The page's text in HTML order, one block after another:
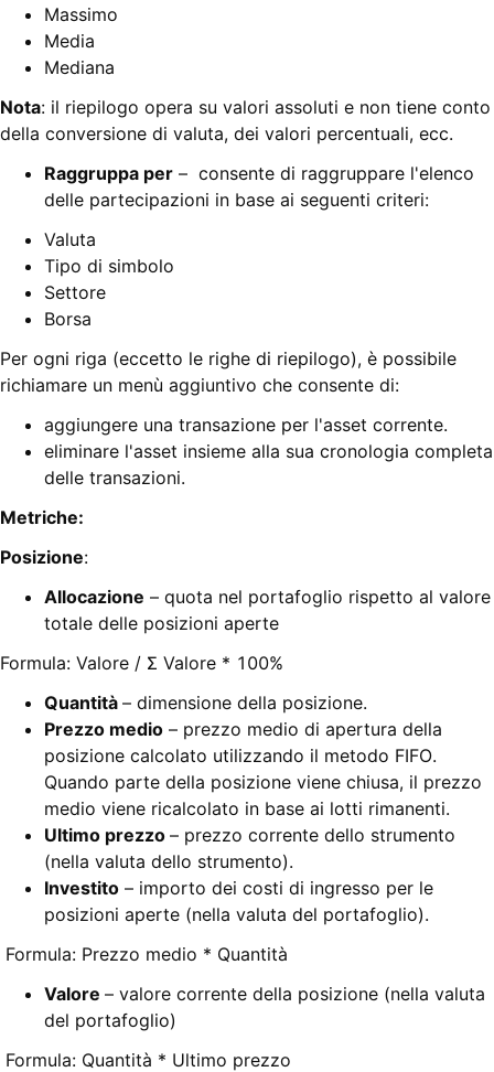
Massimo
Media
Mediana
Nota: il riepilogo opera su valori assoluti e non tiene conto
della conversione di valuta, dei valori percentuali, ecc.
Raggruppa per – consente di raggruppare l'elenco
delle partecipazioni in base ai seguenti criteri:
Valuta
Tipo di simbolo
Settore
Borsa
Per ogni riga (eccetto le righe di riepilogo), è possibile
richiamare un menù aggiuntivo che consente di:
aggiungere una transazione per l'asset corrente.
eliminare l'asset insieme alla sua cronologia completa
delle transazioni.
Metriche:
Posizione:
Allocazione – quota nel portafoglio rispetto al valore
totale delle posizioni aperte
Formula: Valore / Σ Valore * 100%
Quantità – dimensione della posizione.
Prezzo medio – prezzo medio di apertura della
posizione calcolato utilizzando il metodo FIFO.
Quando parte della posizione viene chiusa, il prezzo
medio viene ricalcolato in base ai lotti rimanenti.
Ultimo prezzo – prezzo corrente dello strumento
(nella valuta dello strumento).
Investito – importo dei costi di ingresso per le
posizioni aperte (nella valuta del portafoglio).
Formula: Prezzo medio * Quantità
Valore – valore corrente della posizione (nella valuta
del portafoglio)
Formula: Quantità * Ultimo prezzo